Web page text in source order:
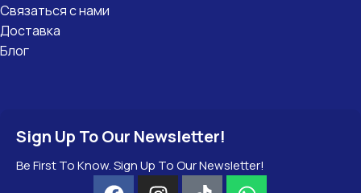
Связаться с нами
Доставка
Блог
Sign Up To Our Newsletter!
Be First To Know. Sign Up To Our Newsletter!